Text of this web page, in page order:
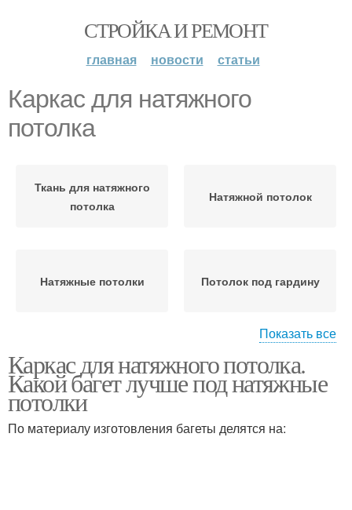
СТРОЙКА И РЕМОНТ
главная новости статьи
Каркас для натяжного
потолка
Ткань для натяжного
потолка
Натяжной потолок
Натяжные потолки Потолок под гардину
потолков
Показать все
Каркас для натяжного потолка.
Какой багет лучше под натяжные
потолки
По материалу изготовления багеты делятся на: